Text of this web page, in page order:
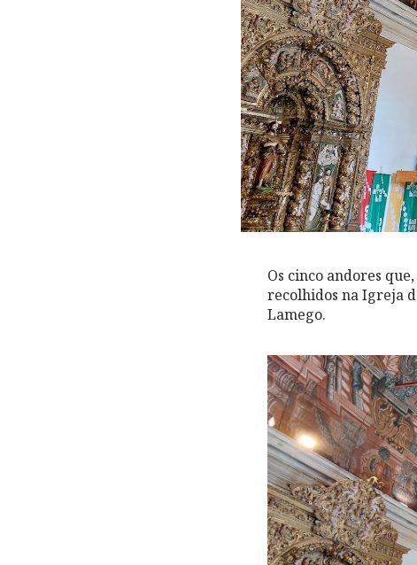
Os cinco andores
recolhidos na Igreja
Lamego.